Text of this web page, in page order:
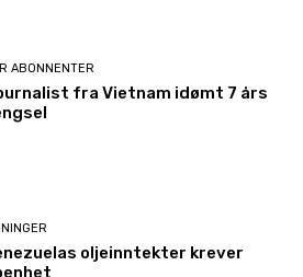
ABONNENTER
fra Vietnam idømt 7 års
oljeinntekter krever